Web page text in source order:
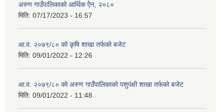
अरुण गाउँपालिकाको आर्थिक ऐेन, २०८०
मिति: 07/17/2023 - 16:57
आ.व. २०७९/८० को कृषि शाखा तर्फको बजेट
मिति: 09/01/2022 - 12:26
आ.व. २०७९/८० को अरुण गाउँपालिकाको पशुपंक्षी शाखा तर्फको बजेट
मिति: 09/01/2022 - 11:48